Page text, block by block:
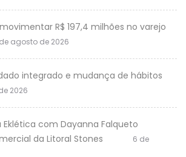
R$ 197,4 milhões no varejo
agosto de 2026
integrado e mudança de hábitos
2026
com Dayanna Falqueto
da Litoral Stones
6 de